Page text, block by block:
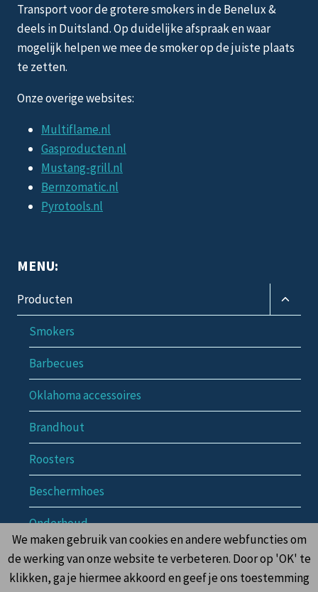
Transport voor de grotere smokers in de Benelux &
deels in Duitsland. Op duidelijke afspraak en waar
mogelijk helpen we mee de smoker op de juiste plaats
te zetten.
Onze overige websites:
Multiflame.nl
Gasproducten.nl
Mustang-grill.nl
Bernzomatic.nl
Pyrotools.nl
MENU:
Producten
Toggle
Smokers
Barbecues
Oklahoma accessoires
Brandhout
Roosters
Beschermhoes
Onderhoud
Informatie
Toggle
Contact
We maken gebruik van cookies en andere webfuncties om
de werking van onze website te verbeteren. Door op 'OK' te
klikken, ga je hiermee akkoord en geef je ons toestemming